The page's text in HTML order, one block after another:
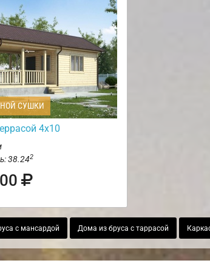
СУШКИ
4х10
38.242
с мансардой Дома из бруса с таррасой